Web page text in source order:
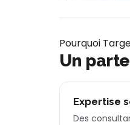
Pourquoi
Un
Expertise
Des